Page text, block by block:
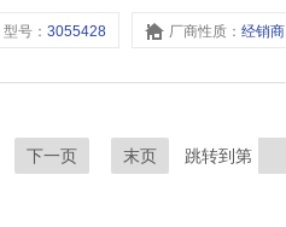
型号：3055428 厂商性质：经销商
下一页 末页 跳转到第